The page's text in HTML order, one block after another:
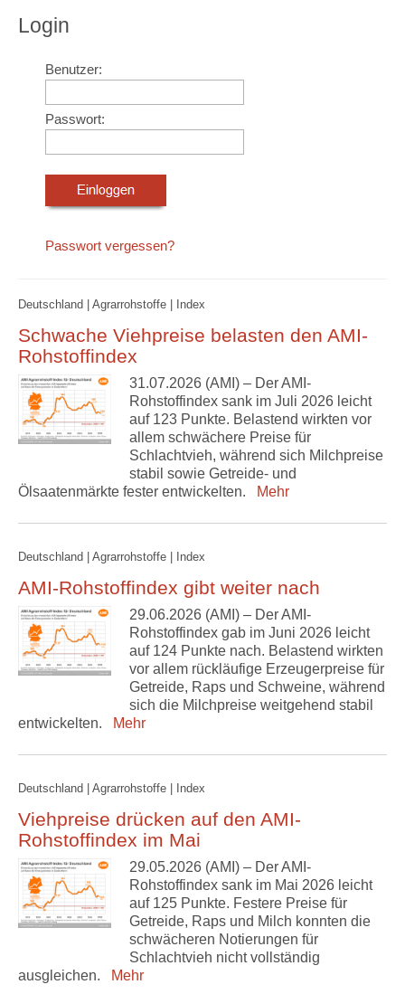
Login
Benutzer:
Passwort:
Passwort vergessen?
Deutschland | Agrarrohstoffe | Index
Schwache Viehpreise belasten den AMI-
Rohstoffindex
31.07.2026 (AMI) – Der AMI-
Rohstoffindex sank im Juli 2026 leicht
auf 123 Punkte. Belastend wirkten vor
allem schwächere Preise für
Schlachtvieh, während sich Milchpreise
stabil sowie Getreide- und
Ölsaatenmärkte fester entwickelten.
Mehr
Deutschland | Agrarrohstoffe | Index
AMI-Rohstoffindex gibt weiter nach
29.06.2026 (AMI) – Der AMI-
Rohstoffindex gab im Juni 2026 leicht
auf 124 Punkte nach. Belastend wirkten
vor allem rückläufige Erzeugerpreise für
Getreide, Raps und Schweine, während
sich die Milchpreise weitgehend stabil
entwickelten.
Mehr
Deutschland | Agrarrohstoffe | Index
Viehpreise drücken auf den AMI-
Rohstoffindex im Mai
29.05.2026 (AMI) – Der AMI-
Rohstoffindex sank im Mai 2026 leicht
auf 125 Punkte. Festere Preise für
Getreide, Raps und Milch konnten die
schwächeren Notierungen für
Schlachtvieh nicht vollständig
ausgleichen.
Mehr